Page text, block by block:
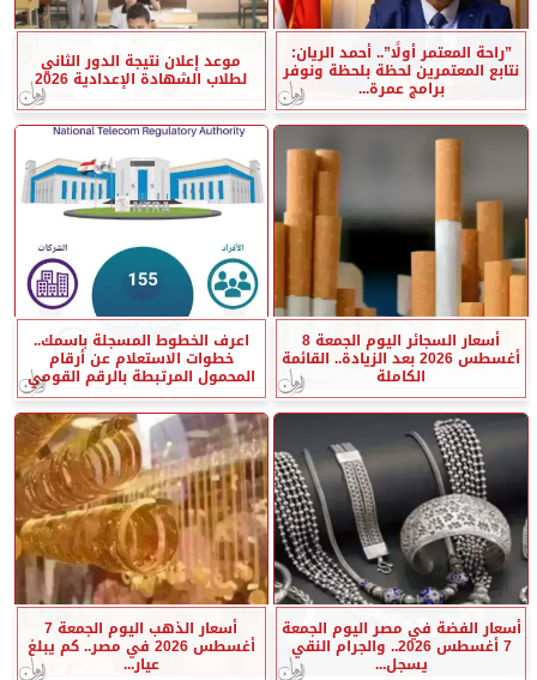
”راحة المعتمر أولًا”.. أحمد الريان:
نتابع المعتمرين لحظة بلحظة ونوفر
برامج عمرة...
موعد إعلان نتيجة الدور الثاني
لطلاب الشهادة الإعدادية 2026
أسعار السجائر اليوم الجمعة 8
أغسطس 2026 بعد الزيادة.. القائمة
الكاملة
اعرف الخطوط المسجلة باسمك..
خطوات الاستعلام عن أرقام
المحمول المرتبطة بالرقم القومي
أسعار الفضة في مصر اليوم الجمعة
7 أغسطس 2026.. والجرام النقي
يسجل...
أسعار الذهب اليوم الجمعة 7
أغسطس 2026 في مصر.. كم يبلغ
عيار...